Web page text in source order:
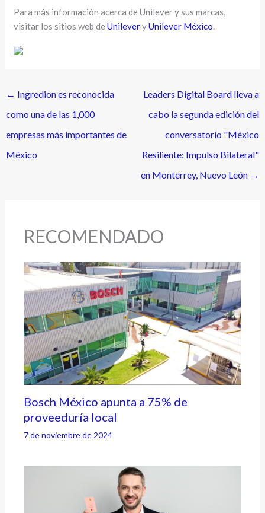
Para más información acerca de Unilever y sus marcas,
visitar los sitios web deUnileveryUnilever México.
← Ingredion es reconocida
como una de las 1,000
empresas más importantes de
México
Leaders Digital Board lleva a
cabo la segunda edición del
conversatorio "México
Resiliente: Impulso Bilateral"
en Monterrey, Nuevo León →
RECOMENDADO
Bosch México apunta a 75% de
proveeduría local
7 de noviembre de 2024